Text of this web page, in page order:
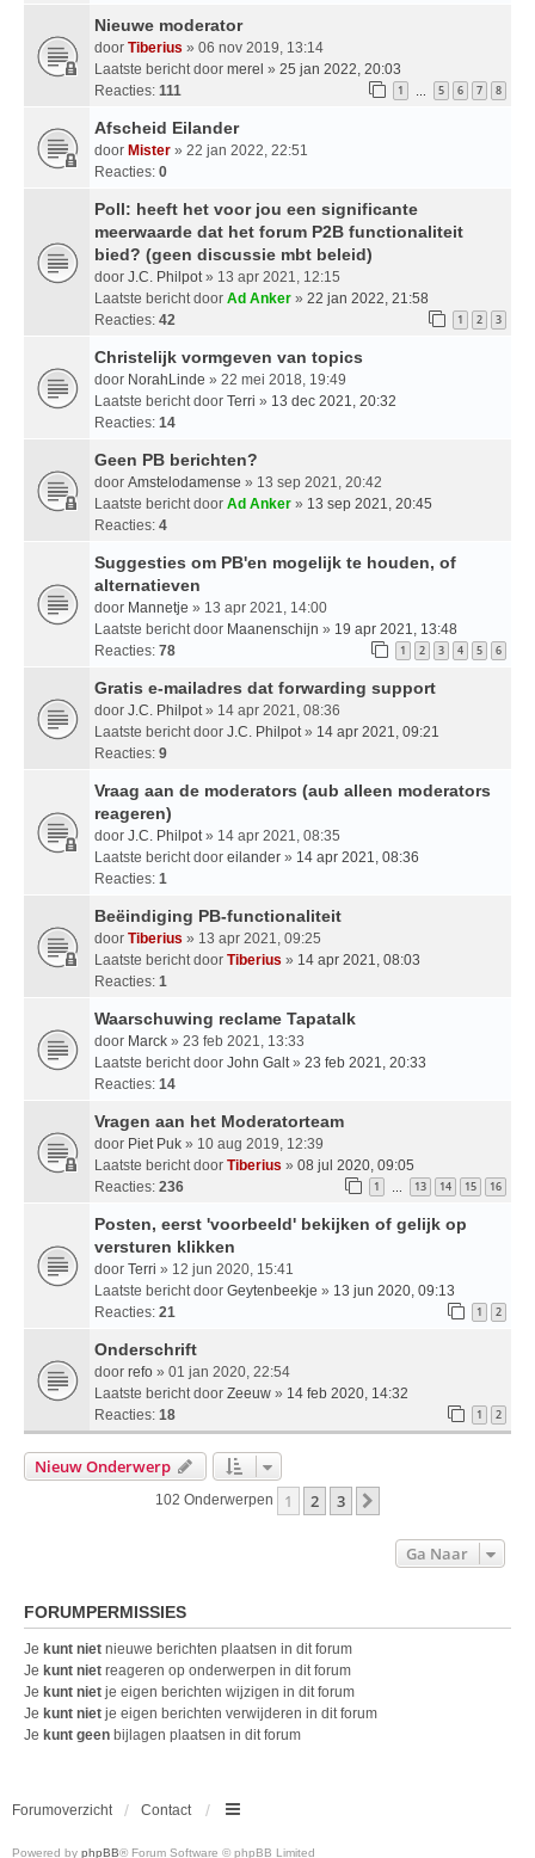
Nieuwe moderator
door Tiberius » 06 nov 2019, 13:14
Laatste bericht door merel » 25 jan 2022, 20:03
Reacties: 111 1 … 5 6 7 8
Afscheid Eilander
door Mister » 22 jan 2022, 22:51
Reacties: 0
Poll: heeft het voor jou een significante
meerwaarde dat het forum P2B functionaliteit
bied? (geen discussie mbt beleid)
door J.C. Philpot » 13 apr 2021, 12:15
Laatste bericht door Ad Anker » 22 jan 2022, 21:58
Reacties: 42 1 2 3
Christelijk vormgeven van topics
door NorahLinde » 22 mei 2018, 19:49
Laatste bericht door Terri » 13 dec 2021, 20:32
Reacties: 14
Geen PB berichten?
door Amstelodamense » 13 sep 2021, 20:42
Laatste bericht door Ad Anker » 13 sep 2021, 20:45
Reacties: 4
Suggesties om PB'en mogelijk te houden, of
alternatieven
door Mannetje » 13 apr 2021, 14:00
Laatste bericht door Maanenschijn » 19 apr 2021, 13:48
Reacties: 78 1 2 3 4 5 6
Gratis e-mailadres dat forwarding support
door J.C. Philpot » 14 apr 2021, 08:36
Laatste bericht door J.C. Philpot » 14 apr 2021, 09:21
Reacties: 9
Vraag aan de moderators (aub alleen moderators
reageren)
door J.C. Philpot » 14 apr 2021, 08:35
Laatste bericht door eilander » 14 apr 2021, 08:36
Reacties: 1
Beëindiging PB-functionaliteit
door Tiberius » 13 apr 2021, 09:25
Laatste bericht door Tiberius » 14 apr 2021, 08:03
Reacties: 1
Waarschuwing reclame Tapatalk
door Marck » 23 feb 2021, 13:33
Laatste bericht door John Galt » 23 feb 2021, 20:33
Reacties: 14
Vragen aan het Moderatorteam
door Piet Puk » 10 aug 2019, 12:39
Laatste bericht door Tiberius » 08 jul 2020, 09:05
Reacties: 236 1 … 13 14 15 16
Posten, eerst 'voorbeeld' bekijken of gelijk op
versturen klikken
door Terri » 12 jun 2020, 15:41
Laatste bericht door Geytenbeekje » 13 jun 2020, 09:13
Reacties: 21 1 2
Onderschrift
door refo » 01 jan 2020, 22:54
Laatste bericht door Zeeuw » 14 feb 2020, 14:32
Reacties: 18 1 2
Nieuw Onderwerp
102 Onderwerpen 1 2 3
Ga Naar
FORUMPERMISSIES
Je kunt niet nieuwe berichten plaatsen in dit forum
Je kunt niet reageren op onderwerpen in dit forum
Je kunt niet je eigen berichten wijzigen in dit forum
Je kunt niet je eigen berichten verwijderen in dit forum
Je kunt geen bijlagen plaatsen in dit forum
Forumoverzicht Contact
Powered by phpBB® Forum Software © phpBB Limited